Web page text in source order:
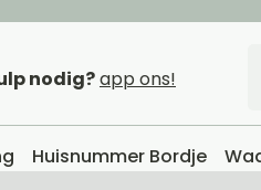
nodig?app ons!
Huisnummer Bordje